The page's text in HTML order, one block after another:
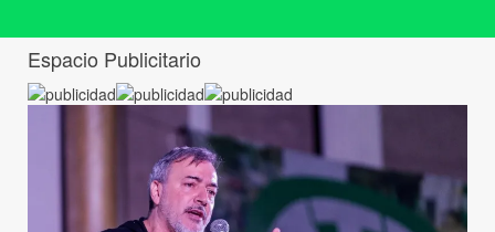
Espacio Publicitario